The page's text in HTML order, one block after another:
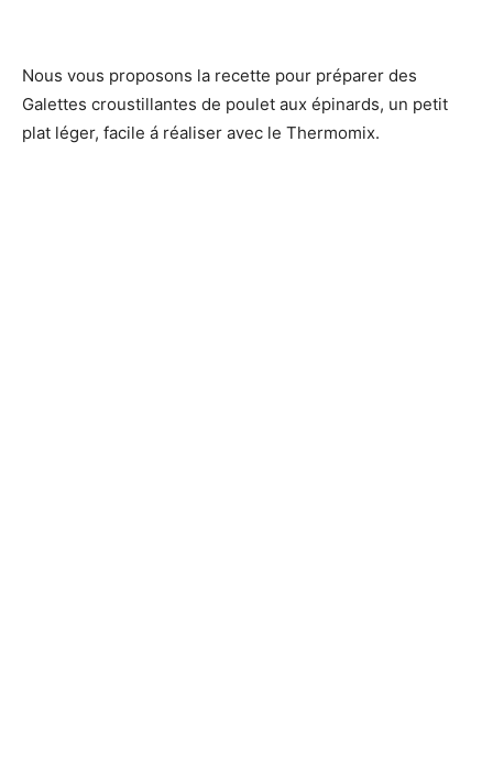
Nous vous proposons la recette pour préparer des
Galettes croustillantes de poulet aux épinards, un petit
plat léger, facile á réaliser avec le Thermomix.